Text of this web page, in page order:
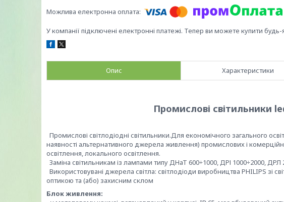
У компанії підключені електронні платежі. Тепер ви можете купити
Опис Характеристики
Промислові світильники
Промислові світлодіодні світильники.Для економічного загального
наявності альтернативного джерела живлення) промислових і
освітлення, локального освітлення.
Заміна світильникам із лампами типу ДНаТ 600÷1000, ДРІ 1000÷2000, ДРЛ
Використовувані джерела світла: світлодіоди виробництва PHILIPS зі
оптикою та (або) захисним склом
Блок живлення: